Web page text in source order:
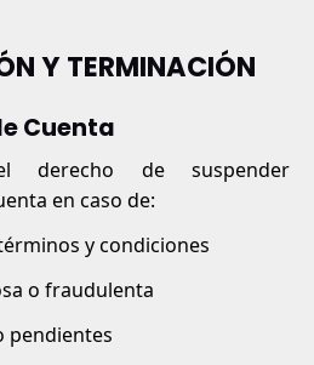
Y TERMINACIÓN
Cuenta
derecho de suspender
en caso de:
y condiciones
o fraudulenta
pendientes